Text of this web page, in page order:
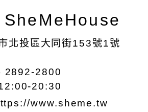
SheMeHouse
北投區大同街153號1號
2892-2800
20:30
www.sheme.tw